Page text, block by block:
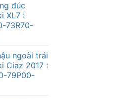
đúc
XL7 :
73R70-
ngoài trái
Ciaz 2017 :
79P00-